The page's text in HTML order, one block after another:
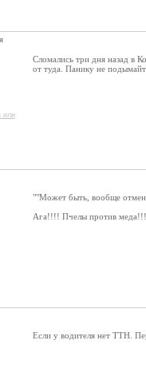
или
Сломались три дня назад в
от туда. Панику не
""Может быть, вообще
Ага!!!! Пчелы против
Если у водителя нет ТТН.